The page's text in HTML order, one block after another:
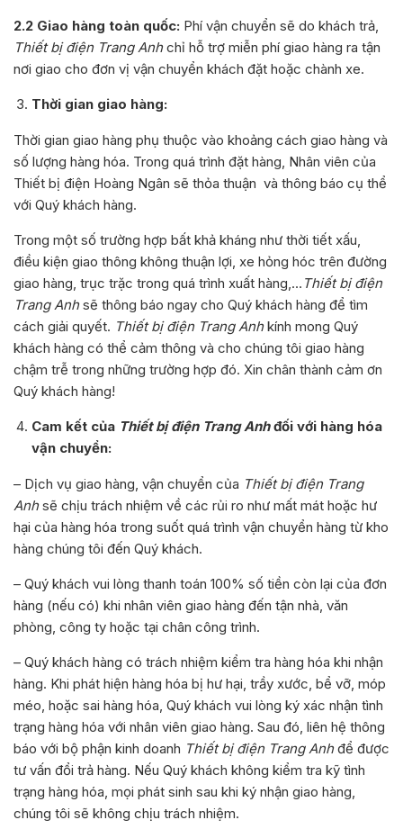
2.2 Giao hàng toàn quốc: Phí vận chuyển sẽ do khách trả,
Thiết bị điện Trang Anhchỉ hỗ trợ miễn phí giao hàng ra tận
nơi giao cho đơn vị vận chuyển khách đặt hoặc chành xe.
Thời gian giao hàng:
Thời gian giao hàng phụ thuộc vào khoảng cách giao hàng và
số lượng hàng hóa. Trong quá trình đặt hàng, Nhân viên của
Thiết bị điện Hoàng Ngân sẽ thỏa thuận và thông báo cụ thể
với Quý khách hàng.
Trong một số trường hợp bất khả kháng như thời tiết xấu,
điều kiện giao thông không thuận lợi, xe hỏng hóc trên đường
giao hàng, trục trặc trong quá trình xuất hàng,… Thiết bị điện
Trang Anh sẽ thông báo ngay cho Quý khách hàng để tìm
cách giải quyết. Thiết bị điện Trang Anh kính mong Quý
khách hàng có thể cảm thông và cho chúng tôi giao hàng
chậm trễ trong những trường hợp đó. Xin chân thành cảm ơn
Quý khách hàng!
Cam kết của Thiết bị điện Trang Anhđối với hàng hóa
vận chuyển:
– Dịch vụ giao hàng, vận chuyển của Thiết bị điện Trang
Anhsẽ chịu trách nhiệm về các rủi ro như mất mát hoặc hư
hại của hàng hóa trong suốt quá trình vận chuyển hàng từ kho
hàng chúng tôi đến Quý khách.
– Quý khách vui lòng thanh toán 100% số tiền còn lại của đơn
hàng (nếu có) khi nhân viên giao hàng đến tận nhà, văn
phòng, công ty hoặc tại chân công trình.
– Quý khách hàng có trách nhiệm kiểm tra hàng hóa khi nhận
hàng. Khi phát hiện hàng hóa bị hư hại, trầy xước, bể vỡ, móp
méo, hoặc sai hàng hóa, Quý khách vui lòng ký xác nhận tình
trạng hàng hóa với nhân viên giao hàng. Sau đó, liên hệ thông
báo với bộ phận kinh doanh Thiết bị điện Trang Anhđể được
tư vấn đổi trả hàng. Nếu Quý khách không kiểm tra kỹ tình
trạng hàng hóa, mọi phát sinh sau khi ký nhận giao hàng,
chúng tôi sẽ không chịu trách nhiệm.